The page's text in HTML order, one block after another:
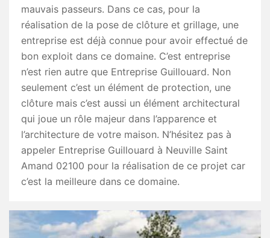
mauvais passeurs. Dans ce cas, pour la
réalisation de la pose de clôture et grillage, une
entreprise est déjà connue pour avoir effectué de
bon exploit dans ce domaine. C’est entreprise
n’est rien autre que Entreprise Guillouard. Non
seulement c’est un élément de protection, une
clôture mais c’est aussi un élément architectural
qui joue un rôle majeur dans l’apparence et
l’architecture de votre maison. N’hésitez pas à
appeler Entreprise Guillouard à Neuville Saint
Amand 02100 pour la réalisation de ce projet car
c’est la meilleure dans ce domaine.